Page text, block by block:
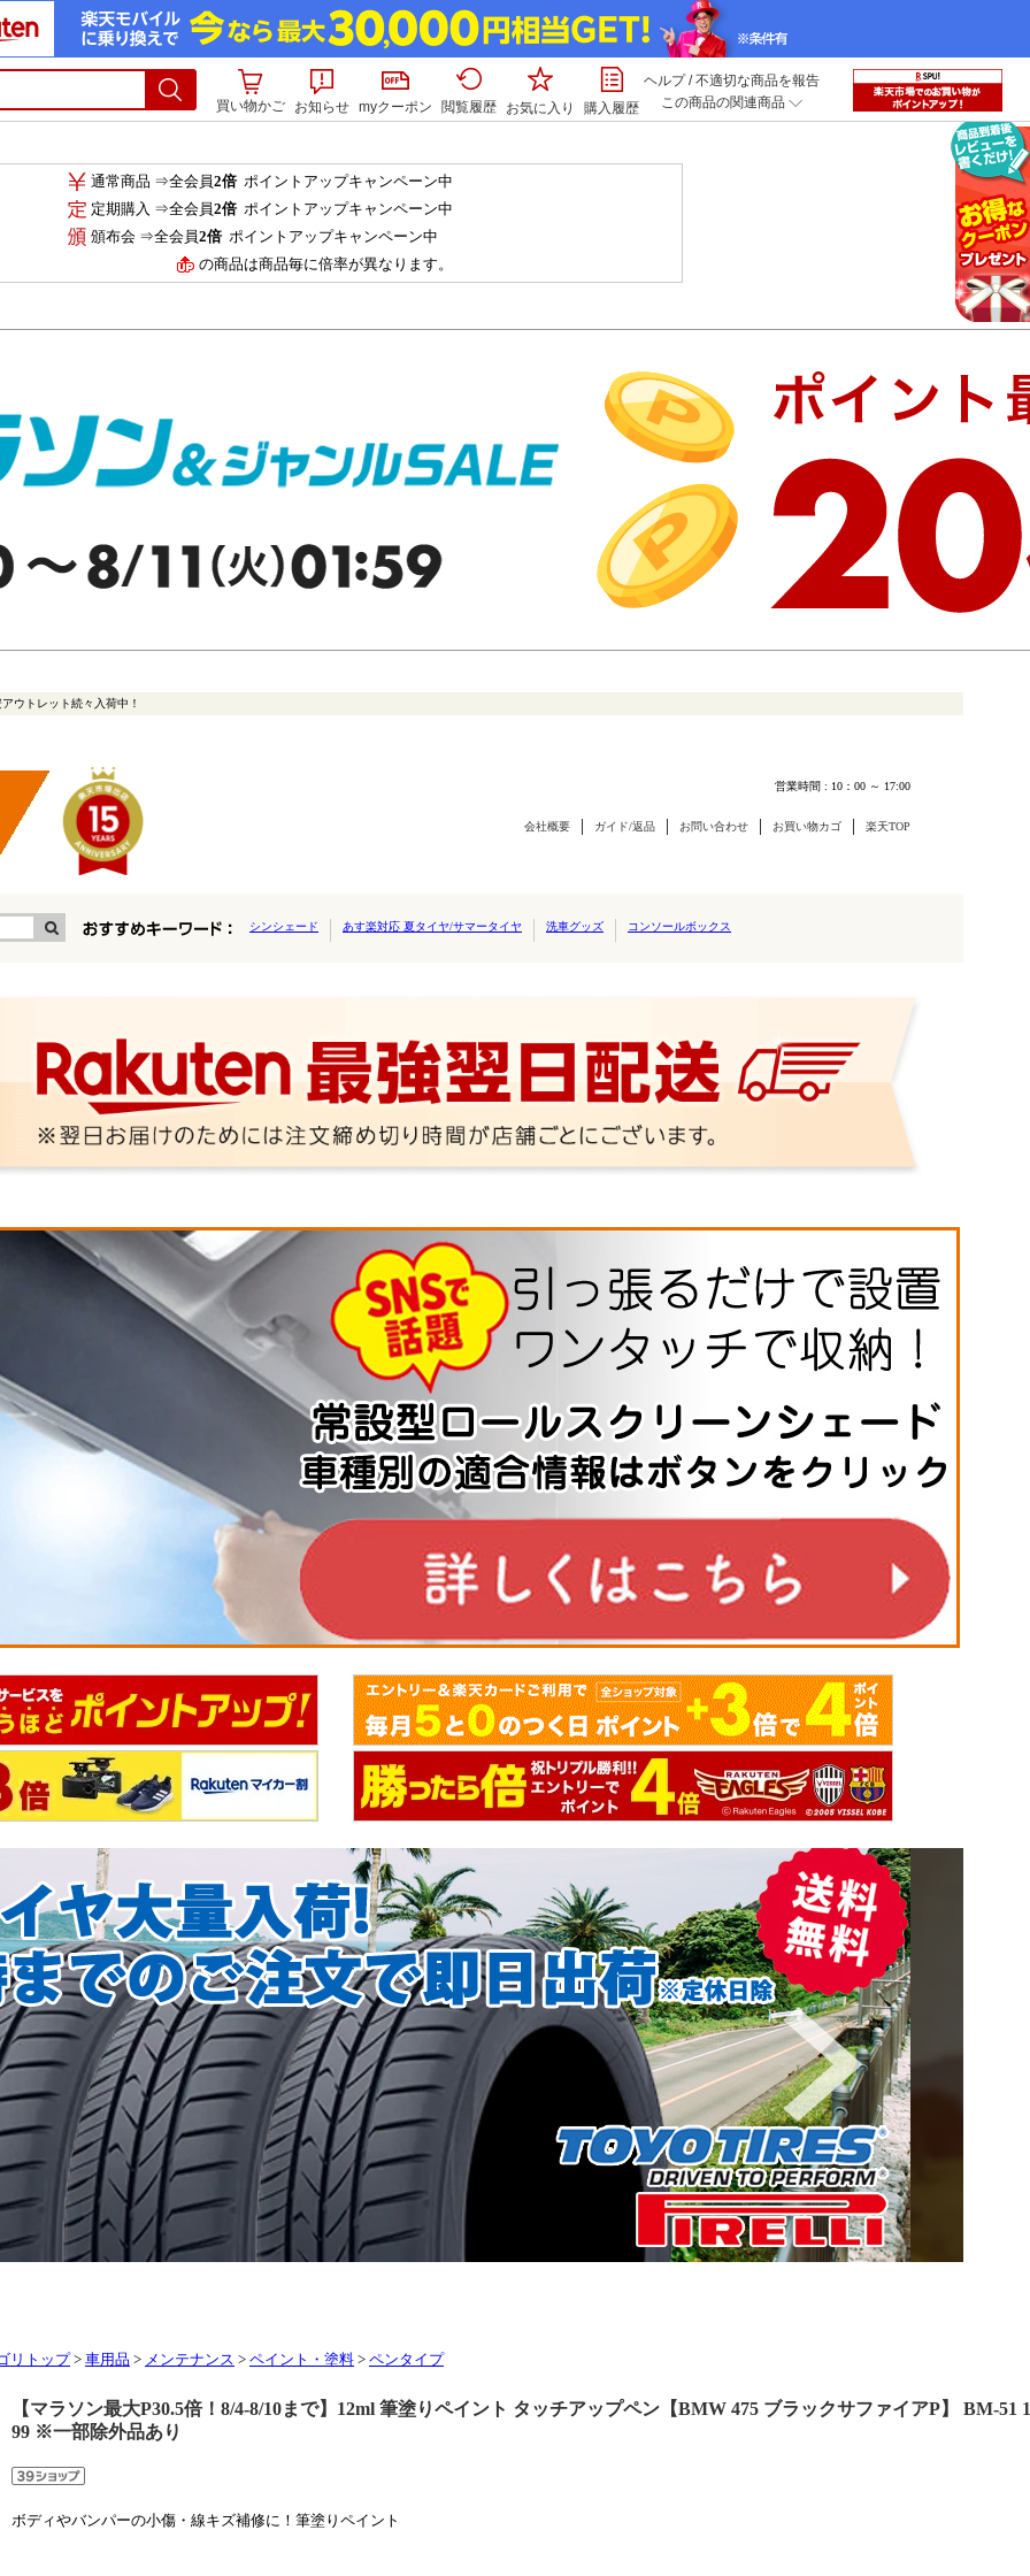
買い物かご お知らせ myクーポン 閲覧履歴 お気に入り 購入履歴
ヘルプ/不適切な商品を報告
この商品の関連商品
通常商品 ⇒全会員2倍ポイントアップキャンペーン中
定期購入 ⇒全会員2倍ポイントアップキャンペーン中
頒布会 ⇒全会員2倍ポイントアップキャンペーン中
の商品は商品毎に倍率が異なります。
リトップ > 車用品 > メンテナンス > ペイント・塗料 > ペンタイプ
【マラソン最大P30.5倍！8/4-8/10まで】12ml 筆塗りペイント タッチアップペン【BMW 475 ブラックサファイアP】 BM-51
99 ※一部除外品あり
ボディやバンパーの小傷・線キズ補修に！筆塗りペイント